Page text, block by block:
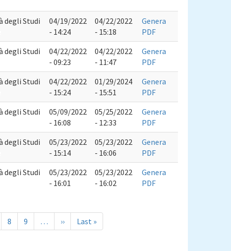
degli Studi
04/19/2022
- 14:24
04/22/2022
- 15:18
Genera
PDF
degli Studi
04/22/2022
- 09:23
04/22/2022
- 11:47
Genera
PDF
degli Studi
04/22/2022
- 15:24
01/29/2024
- 15:51
Genera
PDF
degli Studi
05/09/2022
- 16:08
05/25/2022
- 12:33
Genera
PDF
degli Studi
05/23/2022
- 15:14
05/23/2022
- 16:06
Genera
PDF
degli Studi
05/23/2022
- 16:01
05/23/2022
- 16:02
Genera
PDF
Page
8 Page
9 …
Pagina
successiva
››
Ultima
pagina
Last »